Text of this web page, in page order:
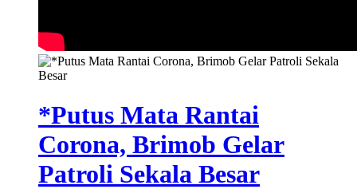
*Putus Mata Rantai
Corona, Brimob Gelar
Patroli Sekala Besar